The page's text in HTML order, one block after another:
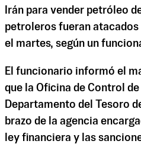
Irán para vender petróleo
petroleros fueran atacados
el martes, según un
El funcionario informó el
que la Oficina de Control
Departamento del Tesoro
brazo de la agencia
ley financiera y las